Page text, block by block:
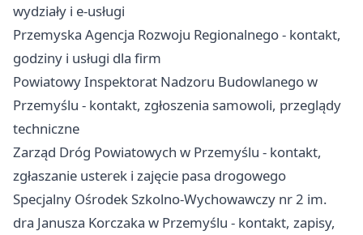
wydziały i e-usługi
Przemyska Agencja Rozwoju Regionalnego - kontakt,
godziny i usługi dla firm
Powiatowy Inspektorat Nadzoru Budowlanego w
Przemyślu - kontakt, zgłoszenia samowoli, przeglądy
techniczne
Zarząd Dróg Powiatowych w Przemyślu - kontakt,
zgłaszanie usterek i zajęcie pasa drogowego
Specjalny Ośrodek Szkolno-Wychowawczy nr 2 im.
dra Janusza Korczaka w Przemyślu - kontakt, zapisy,